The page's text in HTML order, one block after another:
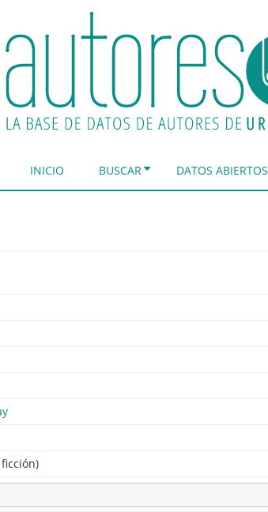
INICIO BUSCAR DATOS ABIERTOS